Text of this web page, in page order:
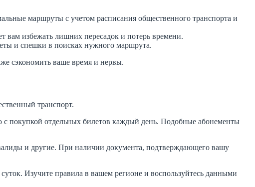
маршруты с учетом расписания общественного транспорта и
вам избежать лишних пересадок и потерь времени.
и спешки в поисках нужного маршрута.
сэкономить ваше время и нервы.
транспорт.
покупкой отдельных билетов каждый день. Подобные абонементы
и другие. При наличии документа, подтверждающего вашу
Изучите правила в вашем регионе и воспользуйтесь данными